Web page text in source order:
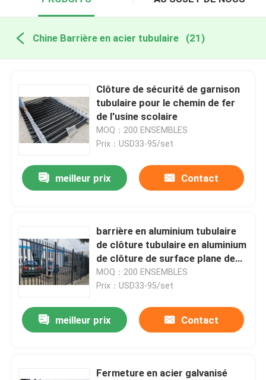
Chine Barrière en acier tubulaire (21)
Clôture de sécurité de garnison
tubulaire pour le chemin de fer
de l'usine scolaire
MOQ：200 ENSEMBLES
Prix：USD33-95/set
meilleur prix Contact
barrière en aluminium tubulaire
de clôture tubulaire en aluminium
de clôture de surface plane de
2400mm
MOQ：200 ENSEMBLES
Prix：USD33-95/set
meilleur prix Contact
Fermeture en acier galvanisé